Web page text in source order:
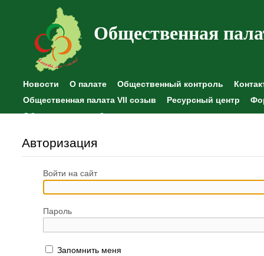
Общественная
Новости О палате Общественный контроль
Общественная палата VII созыв
Ресурсный центр
Общественные наблюдения
Авторизация
Войти на сайт
Пароль
Запомнить меня